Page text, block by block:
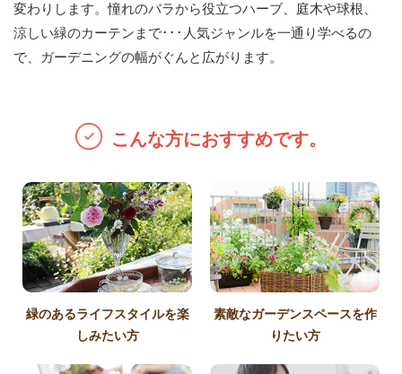
変わりします。憧れのバラから役立つハーブ、庭木や球根、
涼しい緑のカーテンまで･･･人気ジャンルを一通り学べるの
で、ガーデニングの幅がぐんと広がります。
こんな方におすすめです。
緑のあるライフスタイルを楽
しみたい方
素敵なガーデンスペースを作
りたい方